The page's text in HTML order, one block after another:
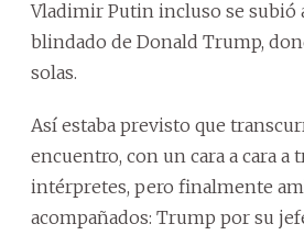
Vladimir Putin incluso se subió
blindado de Donald Trump,
solas.
Así estaba previsto que
encuentro, con un cara a cara a
intérpretes, pero finalmente
acompañados: Trump por su